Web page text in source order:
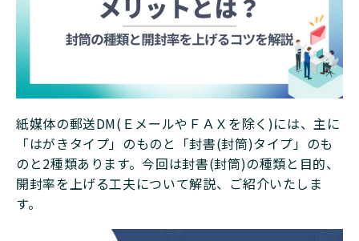
紙媒体の郵送DM(ＥメールやＦＡＸを除く)には、主に
「はがきタイプ」のものと「封書(封筒)タイプ」のも
のと2種類あります。今回は封書(封筒)の種類と目的、
開封率を上げる工夫について解説、ご紹介いたしま
す。